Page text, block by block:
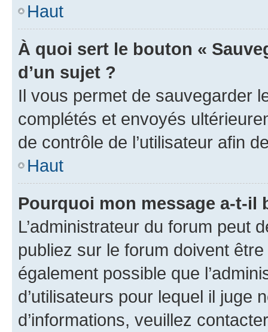
Haut
À quoi sert le bouton «
d’un sujet ?
Il vous permet de sauvegarder
complétés et envoyés
de contrôle de l’utilisateur afin
Haut
Pourquoi mon message a-t-il
L’administrateur du forum peut
publiez sur le forum doivent
également possible que
d’utilisateurs pour lequel il juge
d’informations, veuillez